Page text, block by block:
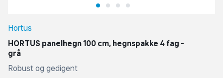
Hortus
HORTUS panelhegn 100 cm, hegnspakke 4 fag -
grå
Robust og gedigent